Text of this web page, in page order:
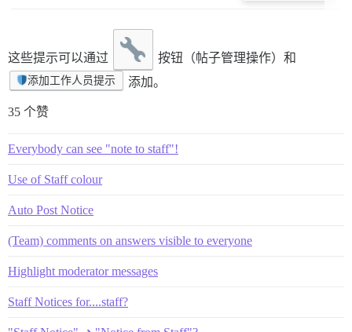
这些提示可以通过 按钮（帖子管理操作）和
添加工作人员提示 添加。
35 个赞
Everybody can see "note to staff"!
Use of Staff colour
Auto Post Notice
(Team) comments on answers visible to everyone
Highlight moderator messages
Staff Notices for....staff?